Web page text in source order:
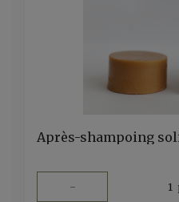
Après-shampoing
- 1